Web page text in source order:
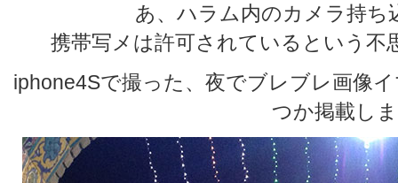
あ、ハラム内のカメラ持ち
携帯写メは許可されているという不
iphone4Sで撮った、夜でブレブレ画像
つか掲載し